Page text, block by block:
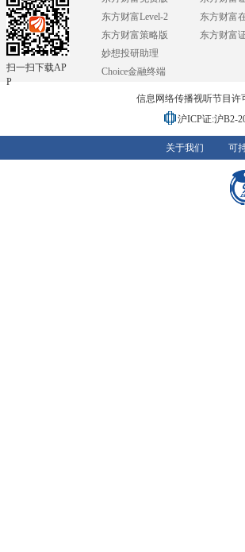
扫一扫下载AP
P
东方财富Level-2
东方财富策略版
妙想投研助理
Choice金融终端
东方财富
东方财富
信息网络传播视听节目许
沪ICP证:沪B2-
关于我们 可